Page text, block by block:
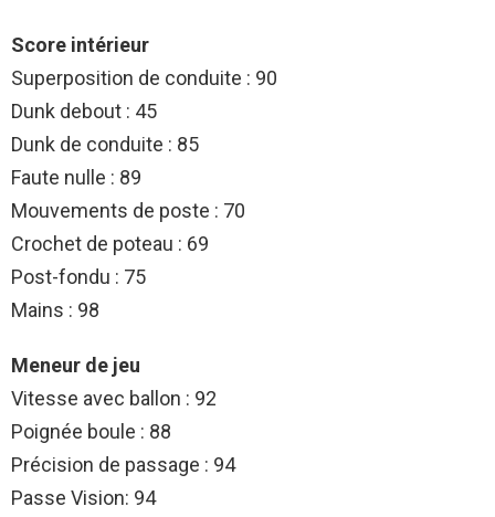
Score intérieur
Superposition de conduite : 90
Dunk debout : 45
Dunk de conduite : 85
Faute nulle : 89
Mouvements de poste : 70
Crochet de poteau : 69
Post-fondu : 75
Mains : 98
Meneur de jeu
Vitesse avec ballon : 92
Poignée boule : 88
Précision de passage : 94
Passe Vision: 94